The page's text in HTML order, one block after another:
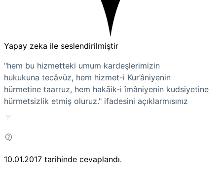
Yapay zeka ile seslendirilmiştir
"hem bu hizmetteki umum kardeşlerimizin
hukukuna tecâvüz, hem hizmet-i Kur’âniyenin
hürmetine taarruz, hem hakāik-i îmâniyenin kudsiyetine
hürmetsizlik etmiş oluruz." ifadesini açıklarmısınız
10.01.2017 tarihinde cevaplandı.